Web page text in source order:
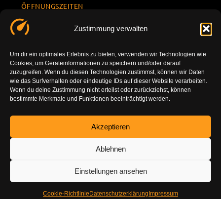
Zustimmung verwalten
Um dir ein optimales Erlebnis zu bieten, verwenden wir Technologien wie
Cookies, um Geräteinformationen zu speichern und/oder darauf
zuzugreifen. Wenn du diesen Technologien zustimmst, können wir Daten
wie das Surfverhalten oder eindeutige IDs auf dieser Website verarbeiten.
Wenn du deine Zustimmung nicht erteilst oder zurückziehst, können
bestimmte Merkmale und Funktionen beeinträchtigt werden.
Akzeptieren
Ablehnen
Einstellungen ansehen
Cookie-Richtlinie Datenschutzerklärung Impressum
ÖFFNUNGSZEITEN
Sa. 10.00 -
14.00
So.
geschlossen
INFORMATION
7777801
info@tuning-
vor-ort.com
DE-86179
g
Impressu
m